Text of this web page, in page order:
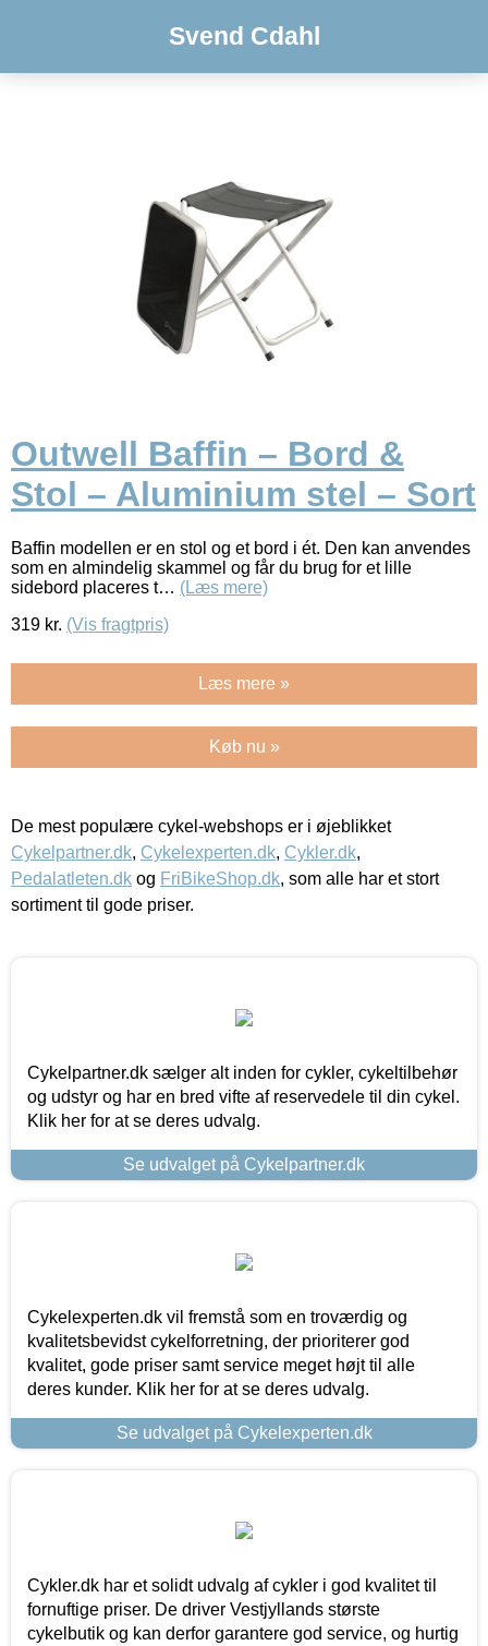
Svend Cdahl
Outwell Baffin – Bord &
Stol – Aluminium stel – Sort
Baffin modellen er en stol og et bord i ét. Den kan anvendes
som en almindelig skammel og får du brug for et lille
sidebord placeres t… (Læs mere)
319 kr. (Vis fragtpris)
Læs mere »
Køb nu »
De mest populære cykel-webshops er i øjeblikket
Cykelpartner.dk, Cykelexperten.dk, Cykler.dk,
Pedalatleten.dk og FriBikeShop.dk, som alle har et stort
sortiment til gode priser.
Cykelpartner.dk sælger alt inden for cykler, cykeltilbehør
og udstyr og har en bred vifte af reservedele til din cykel.
Klik her for at se deres udvalg.
Se udvalget på Cykelpartner.dk
Cykelexperten.dk vil fremstå som en troværdig og
kvalitetsbevidst cykelforretning, der prioriterer god
kvalitet, gode priser samt service meget højt til alle
deres kunder. Klik her for at se deres udvalg.
Se udvalget på Cykelexperten.dk
Cykler.dk har et solidt udvalg af cykler i god kvalitet til
fornuftige priser. De driver Vestjyllands største
cykelbutik og kan derfor garantere god service, og hurtig